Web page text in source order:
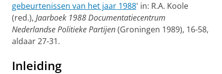
gebeurtenissen van het jaar 1988' in: R.A. Koole
(red.), Jaarboek 1988 Documentatiecentrum
Nederlandse Politieke Partijen(Groningen 1989), 16-58,
aldaar 27-31.
Inleiding